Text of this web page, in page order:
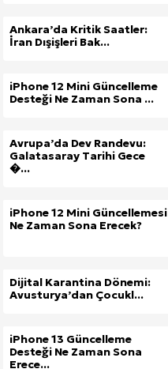
Ankara’da Kritik Saatler:
İran Dışişleri Bak...
iPhone 12 Mini Güncelleme
Desteği Ne Zaman Sona ...
Avrupa’da Dev Randevu:
Galatasaray Tarihi Gece
�...
iPhone 12 Mini Güncellemesi
Ne Zaman Sona Erecek?
Dijital Karantina Dönemi:
Avusturya’dan Çocukl...
iPhone 13 Güncelleme
Desteği Ne Zaman Sona
Erece...